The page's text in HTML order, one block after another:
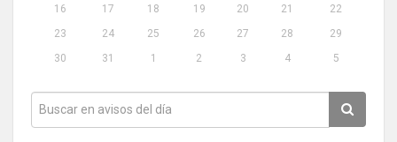
16
17 18 19 20 21
22
23
24 25 26 27 28
29
30
31 1 2 3 4 5